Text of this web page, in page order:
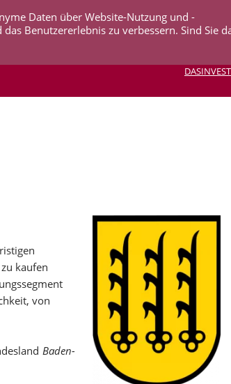
Daten über Website-Nutzung und -
Benutzererlebnis zu verbessern. Sind Sie
SERVICE KOOPERATION
DASINVEST
kaufen
von
Baden-